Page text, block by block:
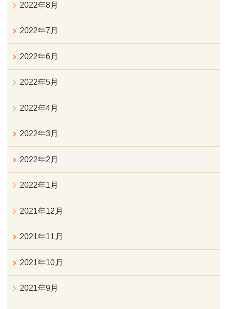
2022年8月
2022年7月
2022年6月
2022年5月
2022年4月
2022年3月
2022年2月
2022年1月
2021年12月
2021年11月
2021年10月
2021年9月